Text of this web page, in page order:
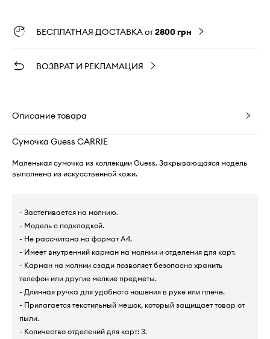
БЕСПЛАТНАЯ ДОСТАВКА от2800 грн
ВОЗВРАТ И РЕКЛАМАЦИЯ
Описание товара
Сумочка Guess CARRIE
Маленькая сумочка из коллекции Guess. Закрывающаяся модель
выполнена из искусственной кожи.
- Застегивается на молнию.
- Модель с подкладкой.
- Не рассчитана на формат А4.
- Имеет внутренний карман на молнии и отделения для карт.
- Карман на молнии сзади позволяет безопасно хранить
телефон или другие мелкие предметы.
- Длинная ручка для удобного ношения в руке или плече.
- Прилагается текстильный мешок, который защищает товар от
пыли.
- Количество отделений для карт: 3.